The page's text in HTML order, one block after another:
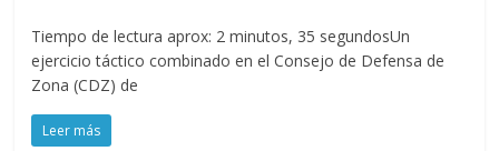
Tiempo de lectura aprox: 2 minutos, 35 segundosUn
ejercicio táctico combinado en el Consejo de Defensa de
Zona (CDZ) de
Leer más